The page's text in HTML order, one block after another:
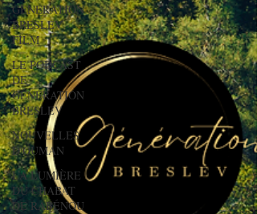
GENERATION
BRESLEV -
FILM
LE PODCAST
DE
GÉNÉRATION
BRESLEV
NOUVELLES
D'OUMAN
LA LUMIÈRE
DU CHABAT
DE RABÉNOU